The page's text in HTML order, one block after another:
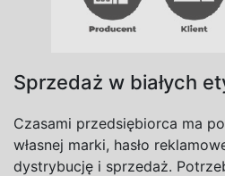
Sprzedaż w białych
Czasami przedsiębiorca ma
własnej marki, hasło
dystrybucję i sprzedaż.